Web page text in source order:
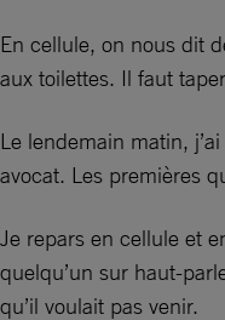
En cellule, on nous dit
aux toilettes. Il faut
Le lendemain matin,
avocat. Les premières
Je repars en cellule et
quelqu’un sur haut-
qu’il voulait pas venir.